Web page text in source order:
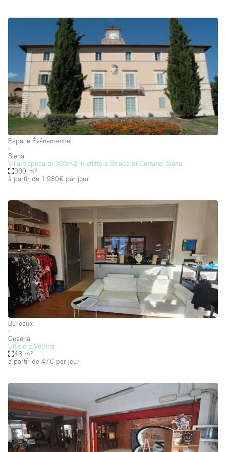
Licence Alcool
Lumière du Jour
Mobilier
Parking Privé
Plusieurs Pièces
Portants
Presentoir Vitrine
Rooftop / Terrasse
Réserve
Smoking Area
Soundproof
Style Haussmannien
Style Industriel
Sur Rue
Surface Habitable
Système de sécurité
Toilettes
Électricité
Équipement de bureau
Équipement sonore et vidéo
Espace Événementiel
∙
Siena
Villa d'epoca di 300m2 in affitto a Strada di Certano, Siena
300 m²
à partir de 1.980€ par jour
Bureaux
∙
Cesena
Ufficio e Vetrina
43 m²
à partir de 47€ par jour